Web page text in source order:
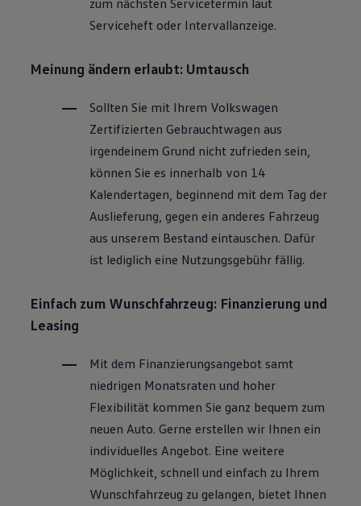
Lifestyle
Elektromobilität
Pannen- und Unfallhilfe
Volkswagen Kundenbetreuung
Serviceheft oder Intervallanzeige.
Meinung ändern erlaubt: Umtausch
Sollten Sie mit Ihrem Volkswagen
Zertifizierten Gebrauchtwagen aus
irgendeinem Grund nicht zufrieden sein,
können Sie es innerhalb von 14
Kalendertagen, beginnend mit dem Tag der
Auslieferung, gegen ein anderes Fahrzeug
aus unserem Bestand eintauschen. Dafür
ist lediglich eine Nutzungsgebühr fällig.
Einfach zum Wunschfahrzeug: Finanzierung und
Leasing
Mit dem Finanzierungsangebot samt
niedrigen Monatsraten und hoher
Flexibilität kommen Sie ganz bequem zum
neuen Auto. Gerne erstellen wir Ihnen ein
individuelles Angebot. Eine weitere
Möglichkeit, schnell und einfach zu Ihrem
Wunschfahrzeug zu gelangen, bietet Ihnen